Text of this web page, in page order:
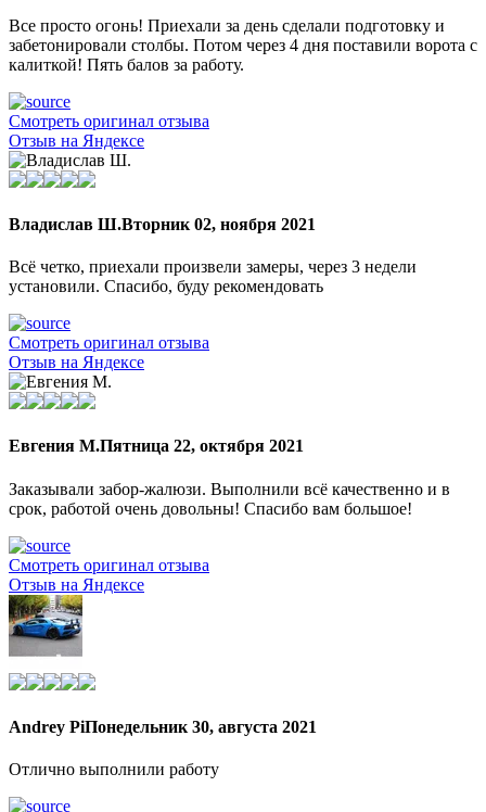
Все просто огонь! Приехали за день сделали подготовку и
забетонировали столбы. Потом через 4 дня поставили ворота с
калиткой! Пять балов за работу.
Смотреть оригинал отзыва
Отзыв на Яндексе
Владислав Ш.Вторник 02, ноября 2021
Всё четко, приехали произвели замеры, через 3 недели
установили. Спасибо, буду рекомендовать
Смотреть оригинал отзыва
Отзыв на Яндексе
Евгения М.Пятница 22, октября 2021
Заказывали забор-жалюзи. Выполнили всё качественно и в
срок, работой очень довольны! Спасибо вам большое!
Смотреть оригинал отзыва
Отзыв на Яндексе
Andrey PiПонедельник 30, августа 2021
Отлично выполнили работу